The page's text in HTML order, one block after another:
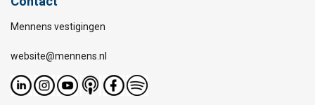
Mennens vestigingen
website@mennens.nl